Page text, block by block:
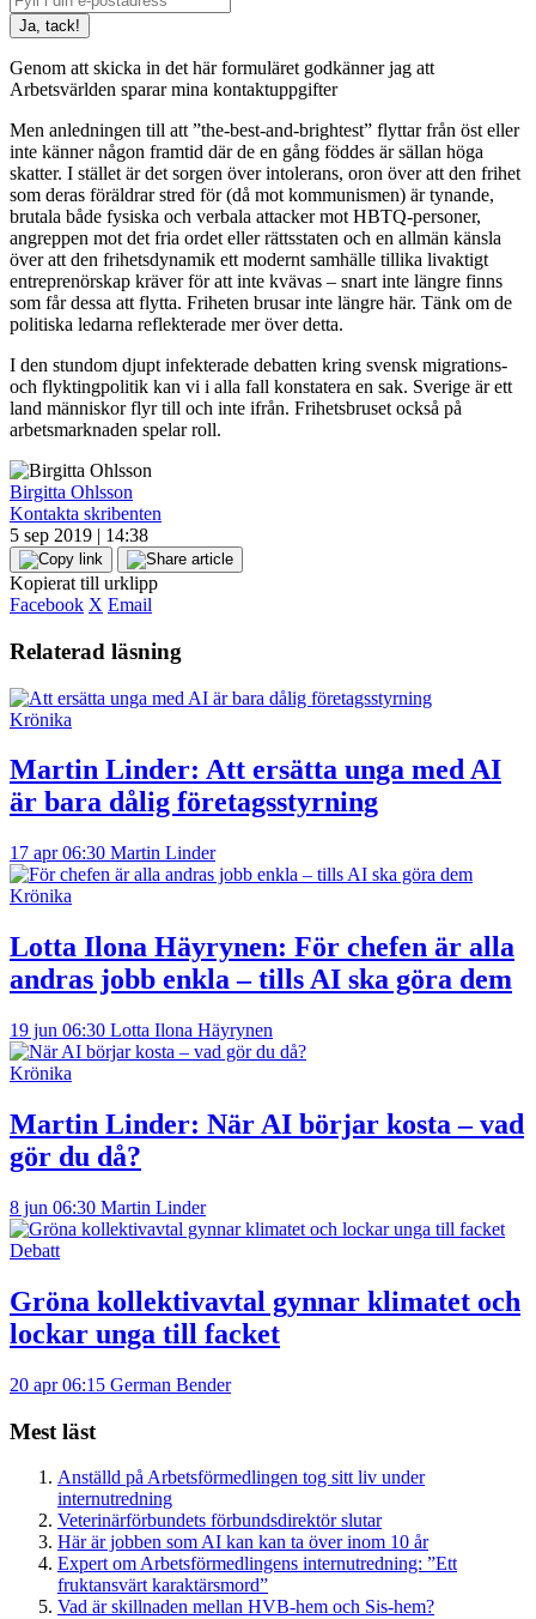
Genom att skicka in det här formuläret godkänner jag att
Arbetsvärlden sparar mina kontaktuppgifter
Men anledningen till att ”the-best-and-brightest” flyttar från öst eller
inte känner någon framtid där de en gång föddes är sällan höga
skatter. I stället är det sorgen över intolerans, oron över att den frihet
som deras föräldrar stred för (då mot kommunismen) är tynande,
brutala både fysiska och verbala attacker mot HBTQ-personer,
angreppen mot det fria ordet eller rättsstaten och en allmän känsla
över att den frihetsdynamik ett modernt samhälle tillika livaktigt
entreprenörskap kräver för att inte kvävas – snart inte längre finns
som får dessa att flytta. Friheten brusar inte längre här. Tänk om de
politiska ledarna reflekterade mer över detta.
I den stundom djupt infekterade debatten kring svensk migrations-
och flyktingpolitik kan vi i alla fall konstatera en sak. Sverige är ett
land människor flyr till och inte ifrån. Frihetsbruset också på
arbetsmarknaden spelar roll.
Birgitta Ohlsson
Kontakta skribenten
5 sep 2019 | 14:38
Kopierat till urklipp
Facebook X Email
Relaterad läsning
Krönika
Martin Linder: Att ersätta unga med AI
är bara dålig företagsstyrning
17 apr 06:30 Martin Linder
Krönika
Lotta Ilona Häyrynen: För chefen är alla
andras jobb enkla – tills AI ska göra dem
19 jun 06:30 Lotta Ilona Häyrynen
Krönika
Martin Linder: När AI börjar kosta – vad
gör du då?
8 jun 06:30 Martin Linder
Debatt
Gröna kollektivavtal gynnar klimatet och
lockar unga till facket
20 apr 06:15 German Bender
Mest läst
Anställd på Arbetsförmedlingen tog sitt liv under
internutredning
Veterinärförbundets förbundsdirektör slutar
Här är jobben som AI kan kan ta över inom 10 år
Expert om Arbetsförmedlingens internutredning: ”Ett
fruktansvärt karaktärsmord”
Vad är skillnaden mellan HVB-hem och Sis-hem?